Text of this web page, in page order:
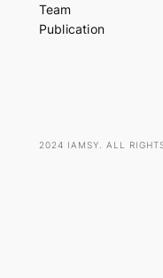
r
Team
Publication
2024 IAMSY. ALL RIGHTS